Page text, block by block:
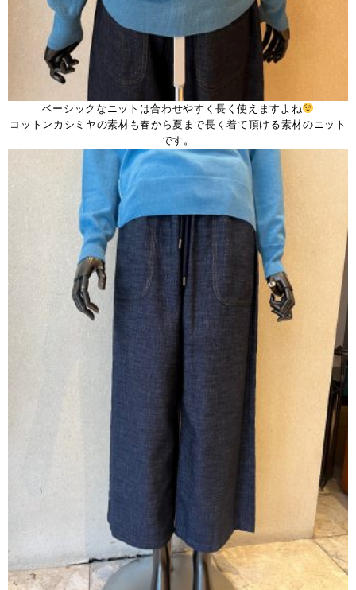
ベーシックなニットは合わせやすく長く使えますよね
コットンカシミヤの素材も春から夏まで長く着て頂ける素材のニット
です。